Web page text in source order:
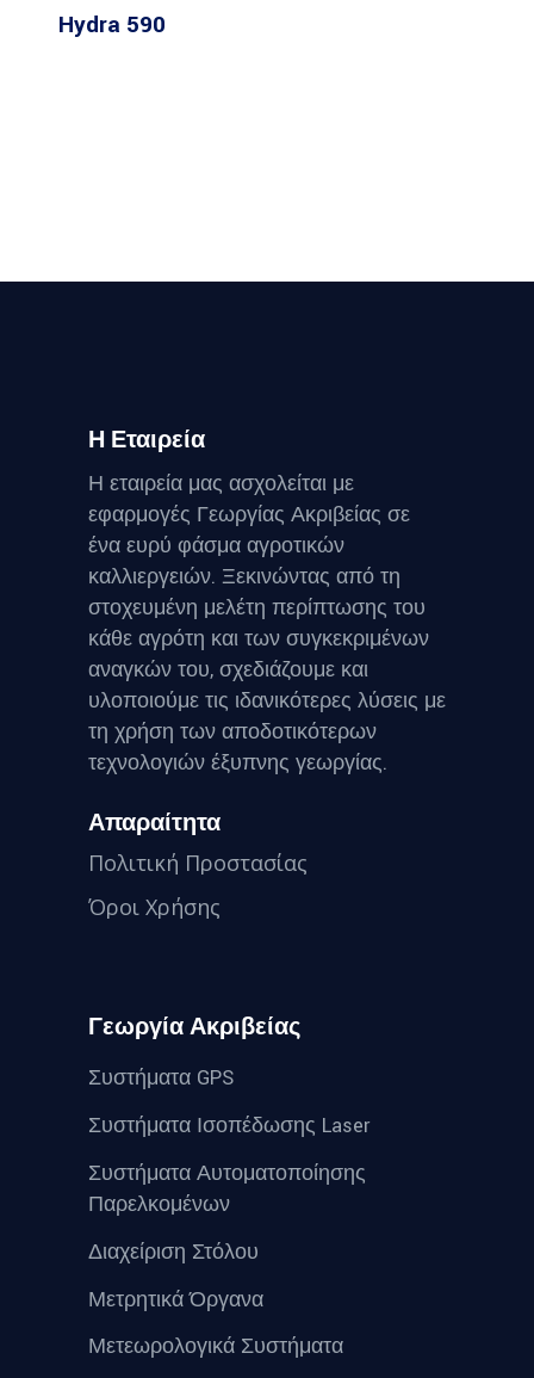
Hydra 590
Η Εταιρεία
Η εταιρεία μας ασχολείται με
εφαρμογές Γεωργίας Ακριβείας σε
ένα ευρύ φάσμα αγροτικών
καλλιεργειών. Ξεκινώντας από τη
στοχευμένη μελέτη περίπτωσης του
κάθε αγρότη και των συγκεκριμένων
αναγκών του, σχεδιάζουμε και
υλοποιούμε τις ιδανικότερες λύσεις με
τη χρήση των αποδοτικότερων
τεχνολογιών έξυπνης γεωργίας.
Απαραίτητα
Πολιτική Προστασίας
Όροι Χρήσης
Γεωργία Ακριβείας
Συστήματα GPS
Συστήματα Ισοπέδωσης Laser
Συστήματα Αυτοματοποίησης
Παρελκομένων
Διαχείριση Στόλου
Μετρητικά Όργανα
Μετεωρολογικά Συστήματα